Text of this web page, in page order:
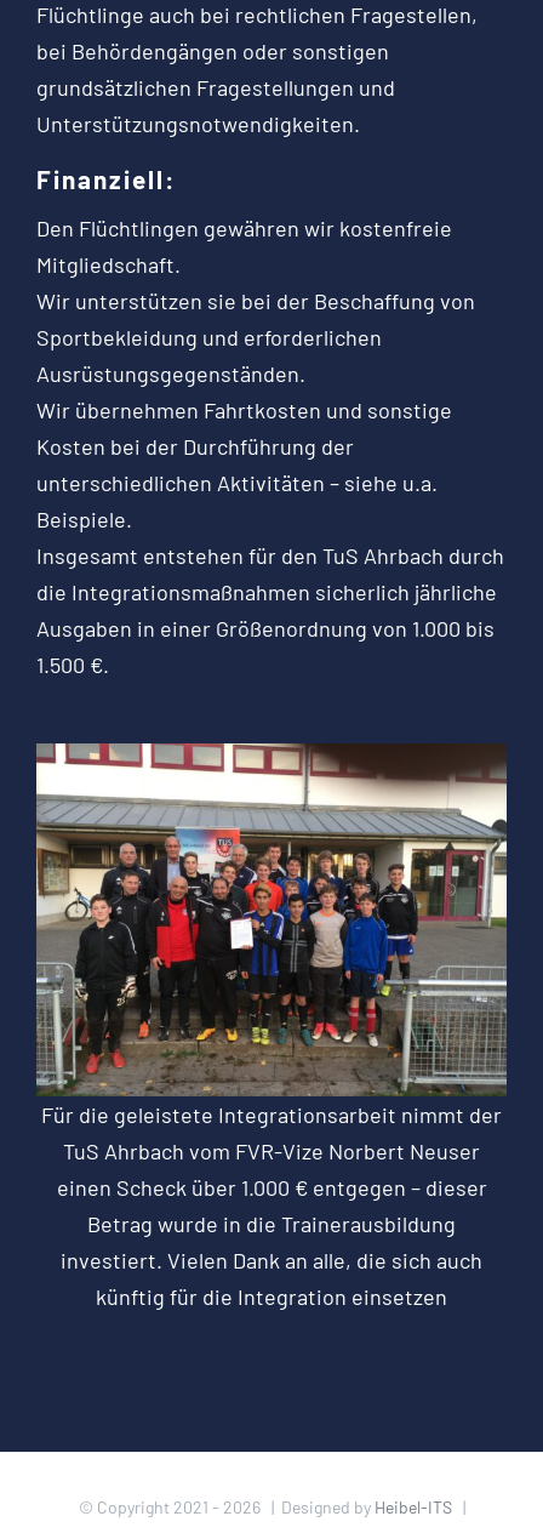
Flüchtlinge auch bei rechtlichen Fragestellen,
bei Behördengängen oder sonstigen
grundsätzlichen Fragestellungen und
Unterstützungsnotwendigkeiten.
Finanziell:
Den Flüchtlingen gewähren wir kostenfreie
Mitgliedschaft.
Wir unterstützen sie bei der Beschaffung von
Sportbekleidung und erforderlichen
Ausrüstungsgegenständen.
Wir übernehmen Fahrtkosten und sonstige
Kosten bei der Durchführung der
unterschiedlichen Aktivitäten – siehe u.a.
Beispiele.
Insgesamt entstehen für den TuS Ahrbach durch
die Integrationsmaßnahmen sicherlich jährliche
Ausgaben in einer Größenordnung von 1.000 bis
1.500 €.
Für die geleistete Integrationsarbeit nimmt der
TuS Ahrbach vom FVR-Vize Norbert Neuser
einen Scheck über 1.000 € entgegen – dieser
Betrag wurde in die Trainerausbildung
investiert. Vielen Dank an alle, die sich auch
künftig für die Integration einsetzen
© Copyright 2021 - 2026 | Designed by Heibel-ITS|